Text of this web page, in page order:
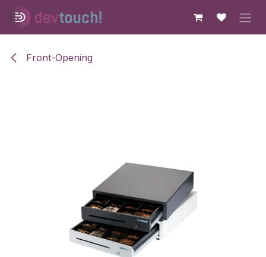
Skip to Content
Front-Opening